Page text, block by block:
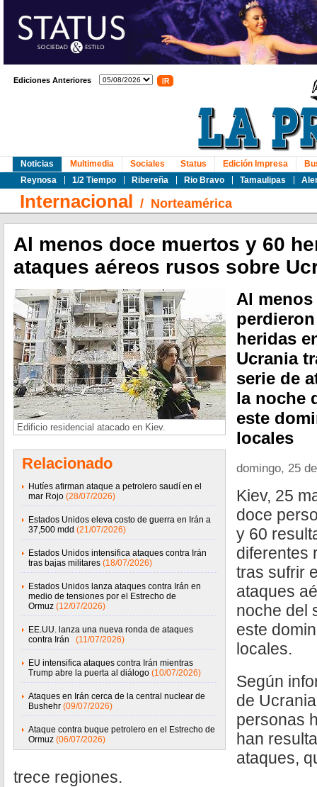
Ediciones Anteriores
Noticias
Reynosa
1/2 Tiempo Ribereña Rio Bravo Tamaulipas
Multimedia Sociales Status Edición Impresa
Internacional / Norteamérica
Al menos doce muertos y 60
ataques aéreos rusos sobre
Edificio residencial atacado en Kiev.
Relacionado
Hutíes afirman ataque a petrolero saudí en el
mar Rojo (28/07/2026)
Estados Unidos eleva costo de guerra en Irán a
37,500 mdd (21/07/2026)
Estados Unidos intensifica ataques contra Irán
tras bajas militares (18/07/2026)
Estados Unidos lanza ataques contra Irán en
medio de tensiones por el Estrecho de
Ormuz (12/07/2026)
EE.UU. lanza una nueva ronda de ataques
contra Irán
(11/07/2026)
EU intensifica ataques contra Irán mientras
Trump abre la puerta al diálogo (10/07/2026)
Ataques en Irán cerca de la central nuclear de
Bushehr (09/07/2026)
Ataque contra buque petrolero en el Estrecho de
Ormuz (06/07/2026)
Al
heridas
Ucrania
serie de
la noche
este
locales
domingo, 25
Kiev, 25
doce
y 60
diferentes
tras sufrir
ataques
noche del
este
locales.
Según
de
personas
han
ataques,
trece regiones.